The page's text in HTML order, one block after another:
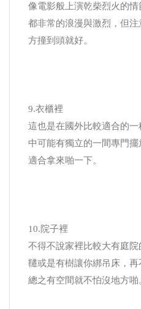
像電影般上演乾柴烈火的
都非常的浪漫與激烈，但
方撞到頭就好。
9.衣櫃裡
這也是在國外比較適合的
中可能有獨立的一間專門
適合拿來啪一下。
10.院子裡
不得不說家裡比較大有庭
韆或是有樹讓你綁吊床，再
總之有空間就不怕沒地方啪